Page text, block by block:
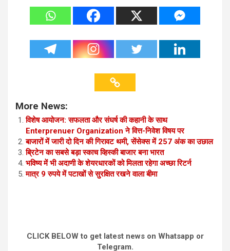
More News:
विशेष आयोजन: सफलता और संघर्ष की कहानी के साथ
Enterprenuer Organization ने वित्त-निवेश विषय पर
बाजारों में जारी दो दिन की गिरावट थमी, सेंसेक्स में 257 अंक का उछाल
ब्रिटेन का सबसे बड़ा स्काच व्हिस्की बाजार बना भारत
भविष्य में भी अदाणी के शेयरधारकों को मिलता रहेगा अच्छा रिटर्न
मात्र 9 रुपये में पटाखों से सुरक्षित रखने वाला बीमा
CLICK BELOW to get latest news on Whatsapp or
Telegram.